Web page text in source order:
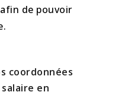
de pouvoir
coordonnées
en